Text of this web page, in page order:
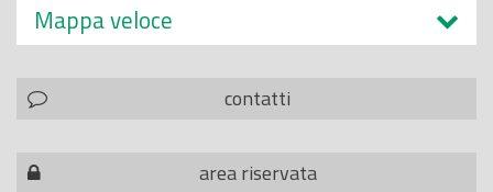
Mappa veloce
contatti
area riservata